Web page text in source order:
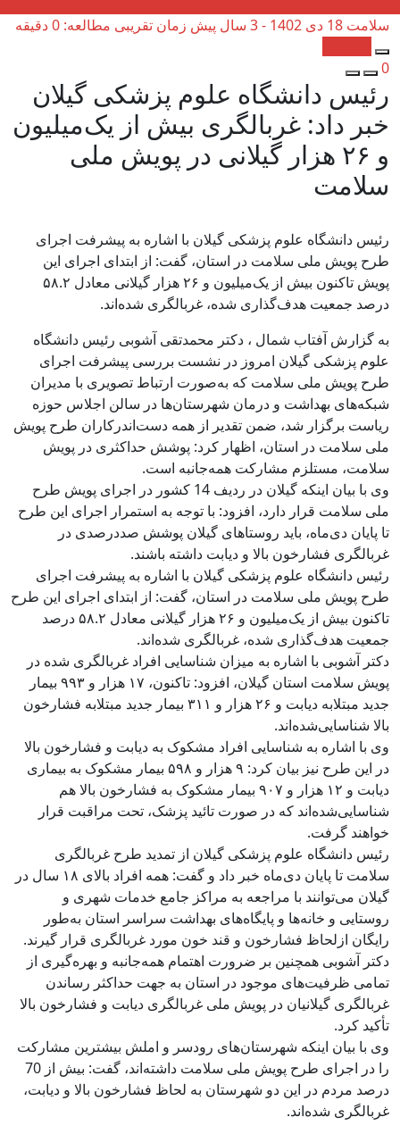
سلامت 18 دی 1402 - 3 سال پیش
زمان تقریبی مطالعه: 0 دقیقه
0
رئیس دانشگاه علوم پزشکی گیلان
خبر داد: غربالگری بیش از یک‌میلیون
و ۲۶ هزار گیلانی در پویش ملی
سلامت
رئیس دانشگاه علوم پزشکی گیلان با اشاره به پیشرفت اجرای
طرح پویش ملی سلامت در استان، گفت: از ابتدای اجرای این
پویش تاکنون بیش از یک‌میلیون و ۲۶ هزار گیلانی معادل ۵۸.۲
درصد جمعیت هدف‌گذاری شده، غربالگری شده‌اند.
به گزارش آفتاب شمال ، دکتر محمدتقی آشوبی رئیس دانشگاه
علوم پزشکی گیلان امروز در نشست بررسی پیشرفت اجرای
طرح پویش ملی سلامت که به‌صورت ارتباط تصویری با مدیران
شبکه‌های بهداشت و درمان شهرستان‌ها در سالن اجلاس حوزه
ریاست برگزار شد، ضمن تقدیر از همه دست‌اندرکاران طرح پویش
ملی سلامت در استان، اظهار کرد: پوشش حداکثری در پویش
سلامت، مستلزم مشارکت همه‌جانبه است.
وی با بیان اینکه گیلان در ردیف 14 کشور در اجرای پویش طرح
ملی سلامت قرار دارد، افزود: با توجه به استمرار اجرای این طرح
تا پایان دی‌ماه، باید روستاهای گیلان پوشش صددرصدی در
غربالگری فشارخون بالا و دیابت داشته باشند.
رئیس دانشگاه علوم پزشکی گیلان با اشاره به پیشرفت اجرای
طرح پویش ملی سلامت در استان، گفت: از ابتدای اجرای این طرح
تاکنون بیش از یک‌میلیون و ۲۶ هزار گیلانی معادل ۵۸.۲ درصد
جمعیت هدف‌گذاری شده، غربالگری شده‌اند.
دکتر آشوبی با اشاره به میزان شناسایی افراد غربالگری شده در
پویش سلامت استان گیلان، افزود: تاکنون، ۱۷ هزار و ۹۹۳ بیمار
جدید مبتلابه دیابت و ۲۶ هزار و ۳۱۱ بیمار جدید مبتلابه فشارخون
بالا شناسایی‌شده‌اند.
وی با اشاره به شناسایی‌ افراد مشکوک به دیابت و فشارخون بالا
در این طرح نیز بیان کرد: ۹ هزار و ۵۹۸ بیمار مشکوک به بیماری
دیابت و ۱۲ هزار و ۹۰۷ بیمار مشکوک به فشارخون بالا هم
شناسایی‌شده‌اند که در صورت تائید پزشک، تحت مراقبت قرار
خواهند گرفت.
رئیس دانشگاه علوم پزشکی گیلان از تمدید طرح غربالگری
سلامت تا پایان دی‌ماه خبر داد و گفت: همه افراد بالای ۱۸ سال در
گیلان می‌توانند با مراجعه به مراکز جامع خدمات شهری و
روستایی و خانه‌ها و پایگاه‌های بهداشت سراسر استان به‌طور
رایگان ازلحاظ فشارخون و قند خون مورد غربالگری قرار گیرند.
دکتر آشوبی همچنین بر ضرورت اهتمام همه‌جانبه و بهره‌گیری از
تمامی ظرفیت‌های موجود در استان به جهت حداکثر رساندن
غربالگری گیلانیان در پویش ملی غربالگری دیابت و فشارخون بالا
تأکید کرد.
وی با بیان اینکه شهرستان‌های رودسر و املش بیشترین مشارکت
را در اجرای طرح پویش ملی سلامت داشته‌اند، گفت: بیش از 70
درصد مردم در این دو شهرستان به لحاظ فشارخون بالا و دیابت،
غربالگری شده‌اند.